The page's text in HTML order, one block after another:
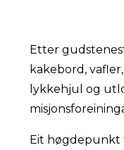
Etter
kakebord,
lykkehjul og
Eit høgdepunkt